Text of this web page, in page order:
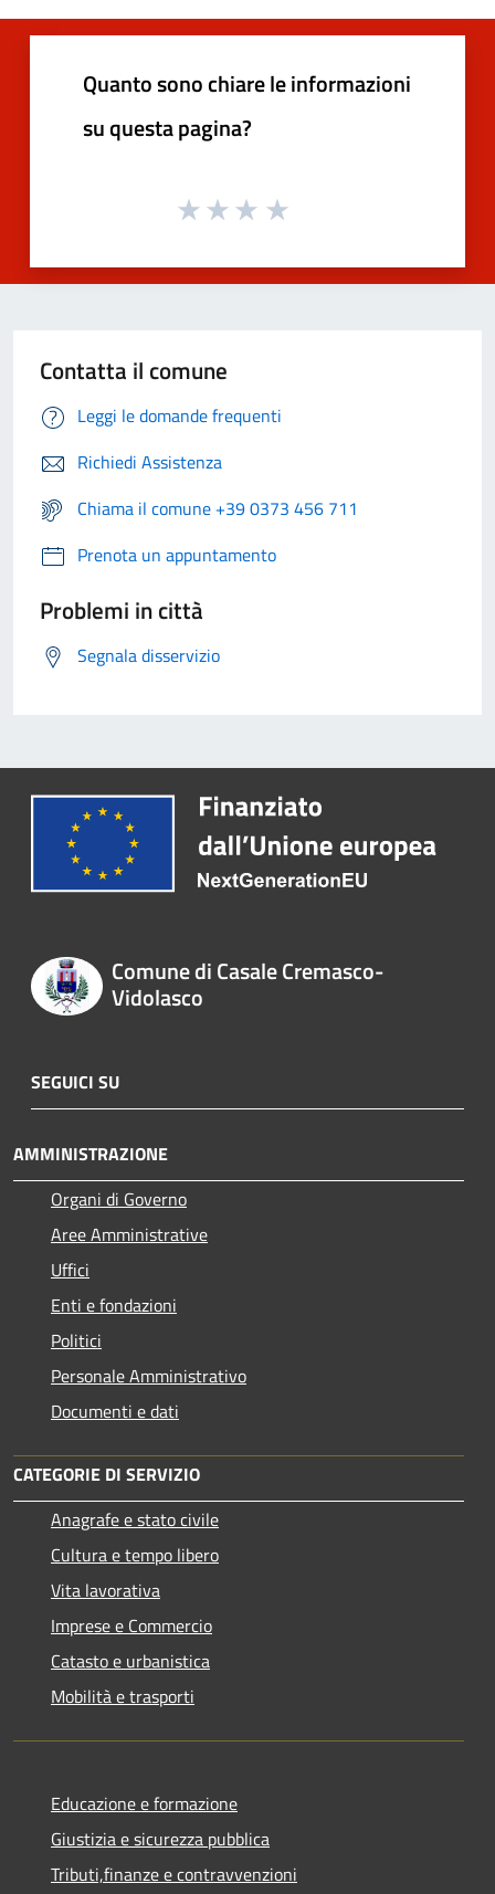
Quanto sono chiare le informazioni
su questa pagina?
Contatta il comune
Leggi le domande frequenti
Richiedi Assistenza
Chiama il comune +39 0373 456 711
Prenota un appuntamento
Problemi in città
Segnala disservizio
Comune di Casale Cremasco-
Vidolasco
SEGUICI SU
AMMINISTRAZIONE
Organi di Governo
Aree Amministrative
Uffici
Enti e fondazioni
Politici
Personale Amministrativo
Documenti e dati
CATEGORIE DI SERVIZIO
Anagrafe e stato civile
Cultura e tempo libero
Vita lavorativa
Imprese e Commercio
Catasto e urbanistica
Mobilità e trasporti
Educazione e formazione
Giustizia e sicurezza pubblica
Tributi,finanze e contravvenzioni